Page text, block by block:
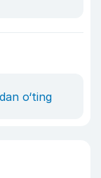
o‘ting